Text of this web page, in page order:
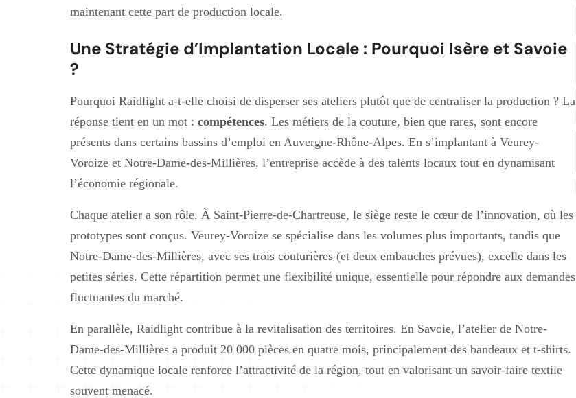
maintenant cette part de production locale.
Une Stratégie d’Implantation Locale : Pourquoi Isère et Savoie
?
Pourquoi Raidlight a-t-elle choisi de disperser ses ateliers plutôt que de centraliser la production ? La
réponse tient en un mot : compétences. Les métiers de la couture, bien que rares, sont encore
présents dans certains bassins d’emploi en Auvergne-Rhône-Alpes. En s’implantant à Veurey-
Voroize et Notre-Dame-des-Millières, l’entreprise accède à des talents locaux tout en dynamisant
l’économie régionale.
Chaque atelier a son rôle. À Saint-Pierre-de-Chartreuse, le siège reste le cœur de l’innovation, où les
prototypes sont conçus. Veurey-Voroize se spécialise dans les volumes plus importants, tandis que
Notre-Dame-des-Millières, avec ses trois couturières (et deux embauches prévues), excelle dans les
petites séries. Cette répartition permet une flexibilité unique, essentielle pour répondre aux demandes
fluctuantes du marché.
En parallèle, Raidlight contribue à la revitalisation des territoires. En Savoie, l’atelier de Notre-
Dame-des-Millières a produit 20 000 pièces en quatre mois, principalement des bandeaux et t-shirts.
Cette dynamique locale renforce l’attractivité de la région, tout en valorisant un savoir-faire textile
souvent menacé.